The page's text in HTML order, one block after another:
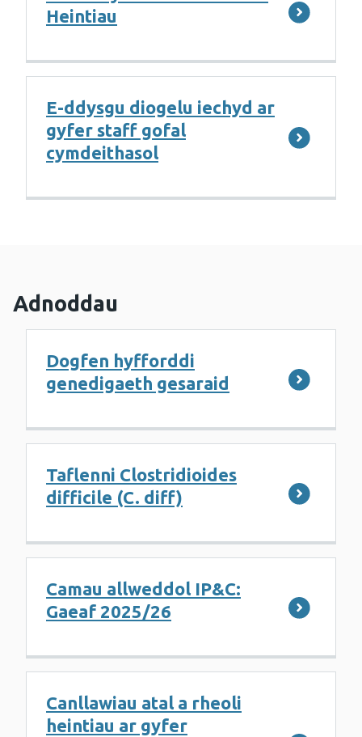
Heintiau
E-ddysgu diogelu iechyd ar
gyfer staff gofal
cymdeithasol
Adnoddau
Dogfen hyfforddi
genedigaeth gesaraid
Taflenni Clostridioides
difficile (C. diff)
Camau allweddol IP&C:
Gaeaf 2025/26
Canllawiau atal a rheoli
heintiau ar gyfer